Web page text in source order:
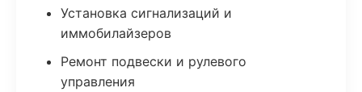
Установка сигнализаций и
иммобилайзеров
Ремонт подвески и рулевого
управления